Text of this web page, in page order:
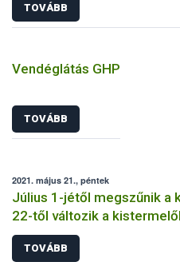
TOVÁBB
Vendéglátás GHP
TOVÁBB
2021. május 21., péntek
Július 1-jétől megszűnik a
22-től változik a
TOVÁBB